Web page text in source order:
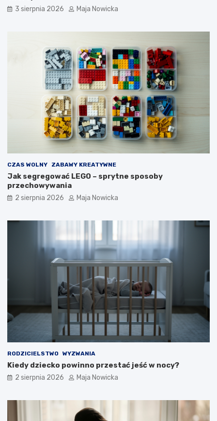
3 sierpnia 2026 Maja Nowicka
CZAS WOLNY ZABAWY KREATYWNE
Jak segregować LEGO – sprytne sposoby
przechowywania
2 sierpnia 2026 Maja Nowicka
RODZICIELSTWO WYZWANIA
Kiedy dziecko powinno przestać jeść w nocy?
2 sierpnia 2026 Maja Nowicka